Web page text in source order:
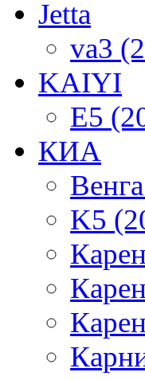
Jetta
va3
KAIYI
E5
КИА
K5